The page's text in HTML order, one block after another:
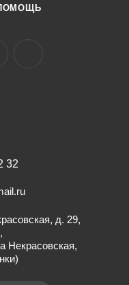
32
д. 29,
Некрасовская,